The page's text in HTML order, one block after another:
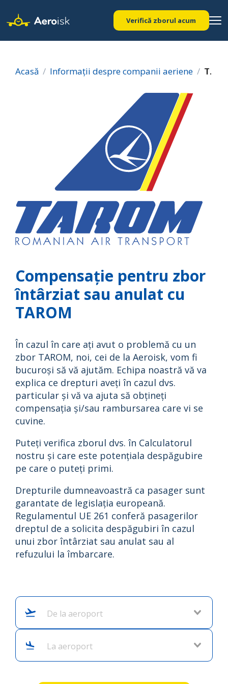
Verifică zborul acum
Acasă Informații despre companii aeriene TAROM
Compensație pentru zbor
întârziat sau anulat cu
TAROM
În cazul în care ați avut o problemă cu un
zbor TAROM, noi, cei de la Aeroisk, vom fi
bucuroși să vă ajutăm. Echipa noastră vă va
explica ce drepturi aveți în cazul dvs.
particular și vă va ajuta să obțineți
compensația și/sau rambursarea care vi se
cuvine.
Puteți verifica zborul dvs. în Calculatorul
nostru și care este potențiala despăgubire
pe care o puteți primi.
Drepturile dumneavoastră ca pasager sunt
garantate de legislația europeană.
Regulamentul UE 261 conferă pasagerilor
dreptul de a solicita despăgubiri în cazul
unui zbor întârziat sau anulat sau al
refuzului la îmbarcare.
De la aeroport
La aeroport